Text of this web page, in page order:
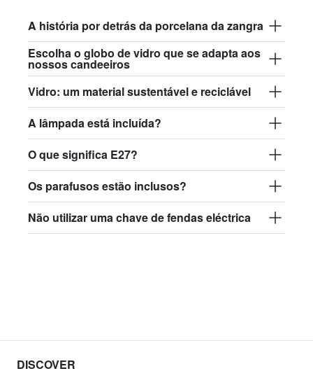
A história por detrás da porcelana da zangra
Escolha o globo de vidro que se adapta aos
nossos candeeiros
Vidro: um material sustentável e reciclável
A lâmpada está incluída?
O que significa E27?
Os parafusos estão inclusos?
Não utilizar uma chave de fendas eléctrica
DISCOVER